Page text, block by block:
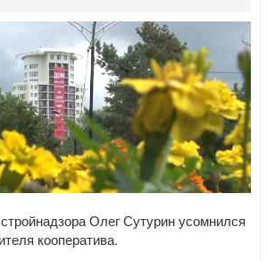
Олег Сутурин усомнился
кооператива.